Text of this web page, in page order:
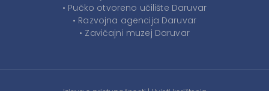
• Pučko otvoreno učilište Daruvar
• Razvojna agencija Daruvar
• Zavičajni muzej Daruvar